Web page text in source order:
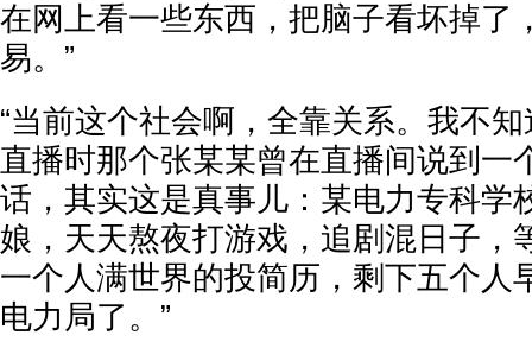
在网上看一些东西，把脑子看坏掉了
易。”
“当前这个社会啊，全靠关系。我不
直播时那个张某某曾在直播间说到一
话，其实这是真事儿：某电力专科学
娘，天天熬夜打游戏，追剧混日子，
一个人满世界的投简历，剩下五个人
电力局了。”